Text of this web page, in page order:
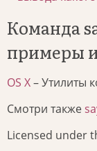
Команда
примеры
OS X– Утилиты
Смотри также
Licensed under